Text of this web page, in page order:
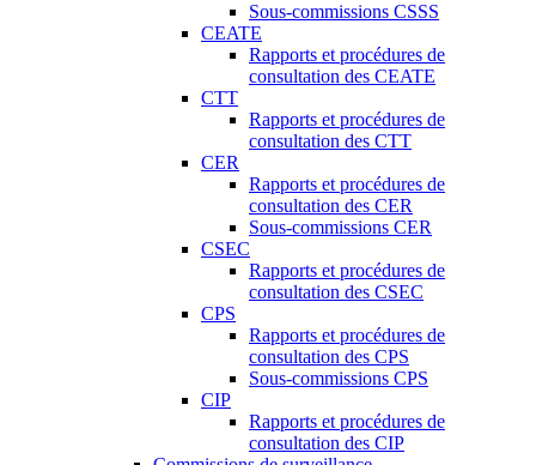
Sous-commissions CSSS
CEATE
Rapports et procédures de
consultation des CEATE
CTT
Rapports et procédures de
consultation des CTT
CER
Rapports et procédures de
consultation des CER
Sous-commissions CER
CSEC
Rapports et procédures de
consultation des CSEC
CPS
Rapports et procédures de
consultation des CPS
Sous-commissions CPS
CIP
Rapports et procédures de
consultation des CIP